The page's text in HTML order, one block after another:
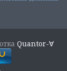
Quantor-∀